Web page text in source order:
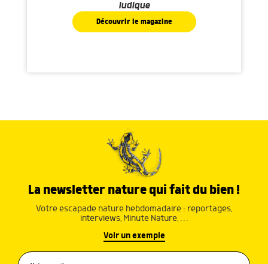
ludique
Découvrir le magazine
La newsletter nature qui fait du bien !
Votre escapade nature hebdomadaire : reportages,
interviews, Minute Nature, …
Voir un exemple